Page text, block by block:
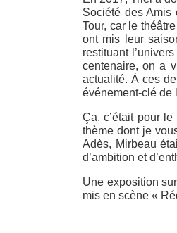
Société des Amis
Tour, car le
ont mis leur
restituant
centenaire, on a
actualité. À ces
événement-clé de
Ça, c’était pour
thème dont je
Adès, Mirbeau
d’ambition et
Une exposition
mis en scène «